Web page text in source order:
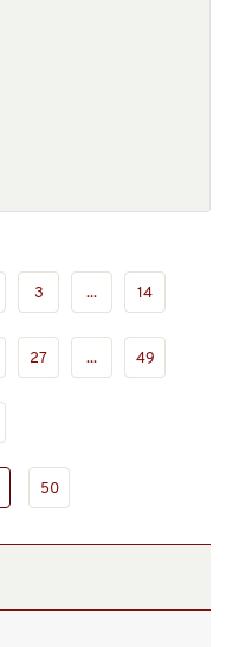
3 ... 14
27 ... 49
50